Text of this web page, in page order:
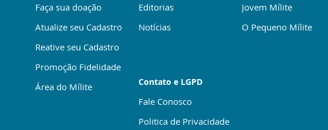
Faça sua doação
Atualize seu Cadastro
Reative seu Cadastro
Promoção Fidelidade
Área do Mílite
Editorias
Notícias
Jovem Mílite
O Pequeno Mílite
Contato e LGPD
Fale Conosco
Politica de Privacidade